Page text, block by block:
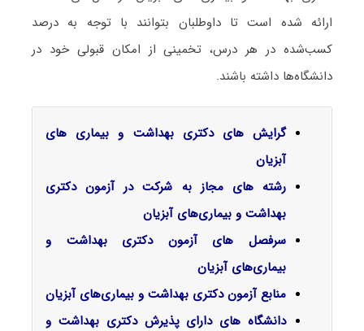
ارائه شده است تا داوطلبان بتوانند با توجه به درصد
کسب‌شده در هر درس، تخمینی از امکان قبولی خود در
دانشگاه‌ها داشته باشند.
گرایش‌ های دکتری بهداشت و بیماری های
آبزیان
رشته های مجاز به شرکت در آزمون دکتری
بهداشت و بیماری‌های آبزیان
سرفصل‌ های آزمون دکتری بهداشت و
بیماری‌های آبزیان
منابع آزمون دکتری بهداشت و بیماری‌های آبزیان
دانشگاه های دارای پذیرش دکتری بهداشت و